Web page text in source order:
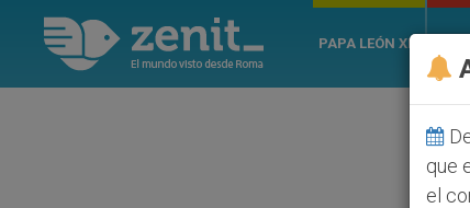
PAPA LEÓN XIV
que
el